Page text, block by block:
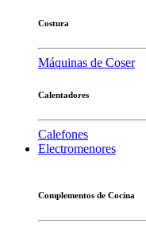
Costura
Máquinas de Coser
Calentadores
Calefones
Electromenores
Complementos de Cocina